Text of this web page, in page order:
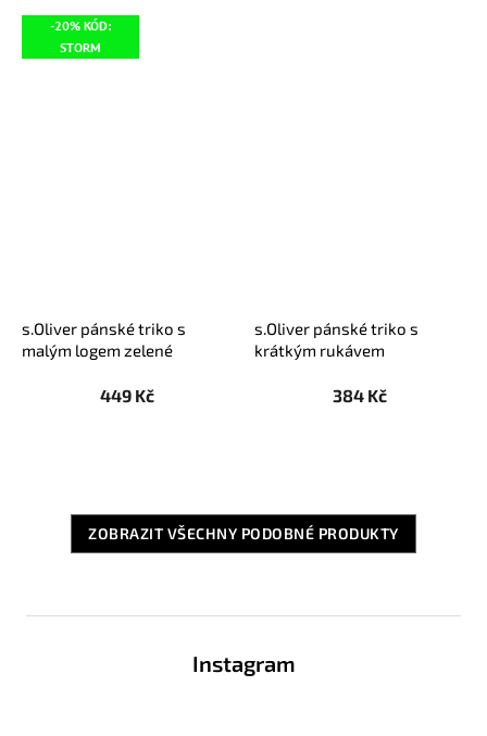
-20% KÓD:
STORM
s.Oliver pánské triko s
malým logem zelené
449 Kč
s.Oliver pánské triko s
krátkým rukávem
384 Kč
ZOBRAZIT VŠECHNY PODOBNÉ PRODUKTY
Instagram